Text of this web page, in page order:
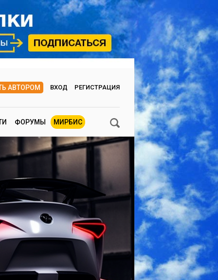
АВТОРОМ ВХОД РЕГИСТРАЦИЯ
ФОРУМЫ МИРБИС